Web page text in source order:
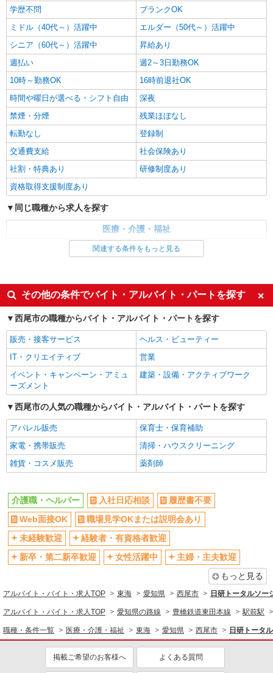
時給1500円〜2125円 ＜日払い有/週払い有/交
通費全支給(ガソリン代含む)＞
西尾市
詳細を見る
派遣社員
株式会社kotrio /●NG-H-2030061
レア！【西尾駅】就労支援施設で軽作業の見守
りなど＊未経験OK
時給1400円〜 ＜日払い有/週払い有/交通費全
支給(ガソリン代含む)＞
キープ 詳細を見る
毎日通うのが楽しみになる＊ホテルのような美
通費全支給(ガソリン代含む)＞
西尾市
キープ 詳細を見る
派遣社員
株式会社ニッソーネット名古屋支社
初任者以上：時給1500円〜1875円
キープ 詳細を見る
派遣社員
特養の介護士（無資格可）
初任者以上：時給1500円〜1875円 無資格の
方：時給1400円〜1750円
愛知県西尾市
キープ 詳細を見る
派遣社員
株式会社ニッソーネット名古屋支社
初任者以上：時給1500円〜1875円 無資格の
方：時給1400円〜1750円
愛知県西尾市
学歴不問
ブランクOK
ミドル（40代～）活躍中
エルダー（50代～）活躍中
シニア（60代～）活躍中
昇給あり
週払い
週2～3日勤務OK
10時～勤務OK
16時前退社OK
時間や曜日が選べる・シフト自由
深夜
禁煙・分煙
残業ほぼなし
転勤なし
登録制
交通費支給
社会保険あり
社割・特典あり
研修制度あり
資格取得支援制度あり
同じ職種から求人を探す
医療・介護・福祉
未経験歓迎
ミドル（40代～）活躍中
週2～3日勤務OK
深夜
交通費支給
社会保険あり
関連する条件をもっと見る
その他の条件でバイト・アルバイト・パートを探す
西尾市の職種からバイト・アルバイト・パートを探す
販売・接客サービス
ヘルス・ビューティー
IT・クリエイティブ
営業
イベント・キャンペーン・アミュ
ーズメント
建築・設備・アクティブワーク
西尾市の人気の職種からバイト・アルバイト・パートを探す
アパレル販売
保育士・保育補助
家電・携帯販売
清掃・ハウスクリーニング
雑貨・コスメ販売
薬剤師
介護職・ヘルパー 入社日応相談
履歴書不要
Web面接OK
職場見学OKまたは説明会あり
未経験歓迎
経験者・有資格者歓迎
新卒・第二新卒歓迎
女性活躍中
主婦・主夫歓迎
もっと見る
アルバイト・バイト・求人TOP 東海 愛知県 西尾市 日研トータルソ
アルバイト・バイト・求人TOP 愛知県の路線 豊橋鉄道東田本線 駅前駅
職種・条件一覧 医療・介護・福祉 東海 愛知県 西尾市 日研トータ
掲載ご希望のお客様へ よくある質問